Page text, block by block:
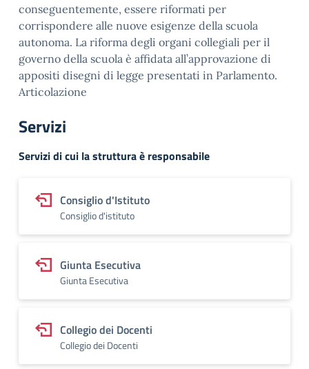
conseguentemente, essere riformati per
corrispondere alle nuove esigenze della scuola
autonoma. La riforma degli organi collegiali per il
governo della scuola è affidata all’approvazione di
appositi disegni di legge presentati in Parlamento.
Articolazione
Servizi
Servizi di cui la struttura è responsabile
Consiglio d'Istituto
Consiglio d'istituto
Giunta Esecutiva
Giunta Esecutiva
Collegio dei Docenti
Collegio dei Docenti